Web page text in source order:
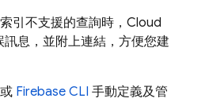
引不支援的查詢時， Cloud
訊息，並附上連結，方便您建
Firebase CLI 手動定義及管